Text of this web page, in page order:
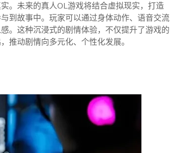
。未来的真人OL游戏将结合虚拟现实，打造
到故事中。玩家可以通过身体动作、语音交流
。这种沉浸式的剧情体验，不仅提升了游戏的
推动剧情向多元化、个性化发展。